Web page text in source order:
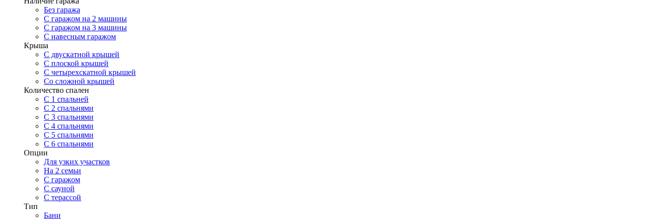
Без гаража
С гаражом на 2 машины
С гаражом на 3 машины
С навесным гаражом
Крыша
С двускатной крышей
С плоской крышей
С четырехскатной крышей
Со сложной крышей
Количество спален
С 1 спальней
С 2 спальнями
С 3 спальнями
С 4 спальнями
С 5 спальнями
С 6 спальнями
Опции
Для узких участков
На 2 семьи
С гаражом
С сауной
С терассой
Тип
Бани